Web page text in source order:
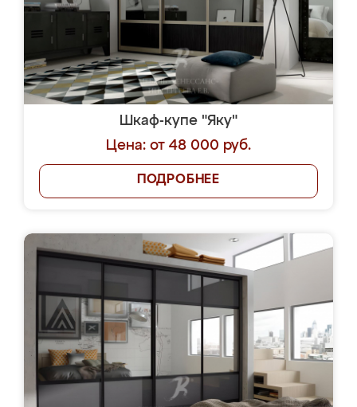
Шкаф-купе "Яку"
Цена: от 48 000 руб.
ПОДРОБНЕЕ